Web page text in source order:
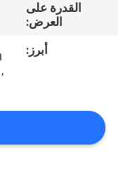
الموقع
القدرة على
العرض:
أبرز:
,